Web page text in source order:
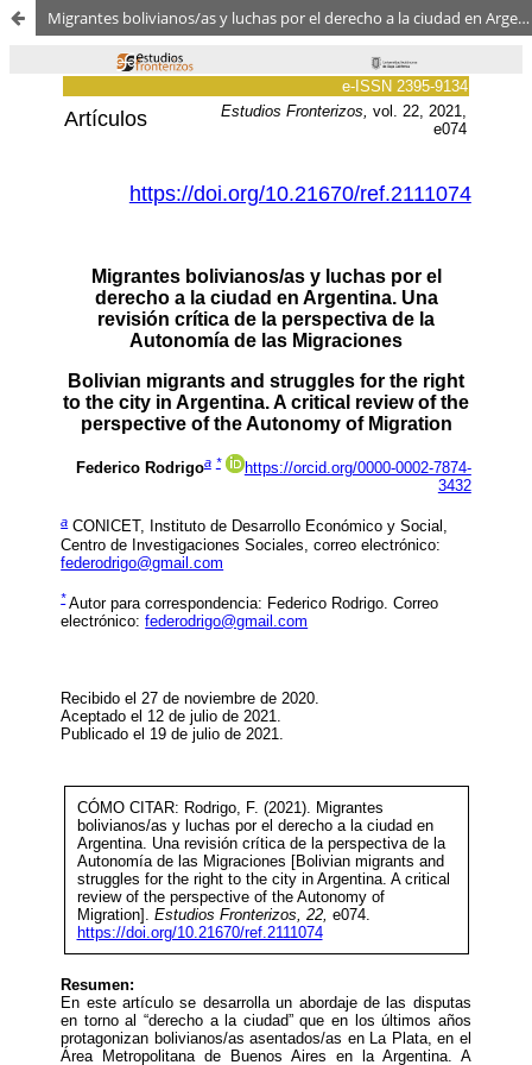
Migrantes bolivianos/as y luchas por el derecho a la ciudad en Argentina. Una revisión crítica de la perspectiva de la Autonomía de las Migraciones